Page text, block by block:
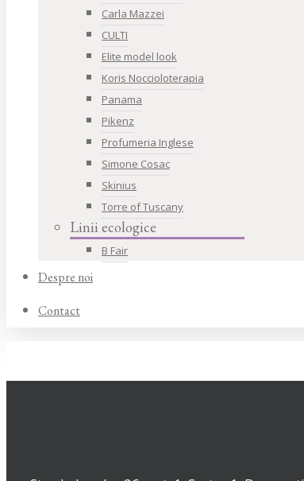
Carla Mazzei
CULTI
Elite model look
Koris Noccioloterapia
Panama
Pikenz
Profumeria Inglese
Simone Cosac
Skinius
Torre of Tuscany
Linii ecologice
B Fair
Despre noi
Contact